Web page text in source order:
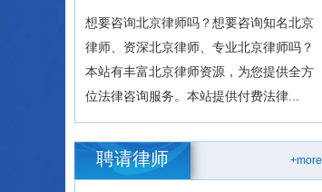
想要咨询北京律师吗？想要咨询知名北京
律师、资深北京律师、专业北京律师吗？
本站有丰富北京律师资源，为您提供全方
位法律咨询服务。本站提供付费法律...
+more
聘请律师